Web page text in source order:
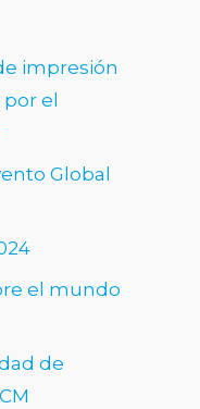
impresión
el
Global
el mundo
de